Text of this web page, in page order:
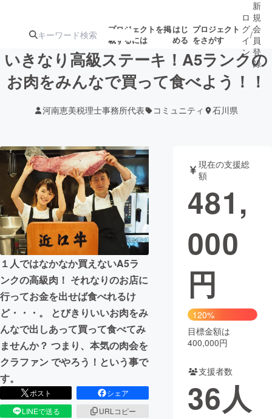
プロジェクトを掲
載するには
はじ
める
プロジェクト
をさがす
注目のリ
ターン
注目の新着プロ
ジェクト
ロジェクト
もうすぐ公開
されます
アート・写真 音楽
テクノロジー・ガジェット ゲーム・サ
映像・映画
ビジネス・起業
まちづくり・地域活性化
CAMPFIRE for Social Good
CAMPFIRE Creation
CAMPFIREふるさと納税machi-ya コミュニティ
ロ
グ
イ
ン
/
新
規
会
員
登
録
いきなり高級ステーキ！A5ランクの
お肉をみんなで買って食べよう！！
河南恵美税理士事務所代表 コミュニティ 石川県
１人ではなかなか買えないA5ラ
ンクの高級肉！ それなりのお店に
行ってお金を出せば食べれるけ
ど・・・。 とびきりいいお肉をみ
んなで出しあって買って食べてみ
ませんか？ つまり、本気の肉会を
クラファン でやろう！という事で
す。
ポスト
シェア
LINEで送る
URLコピー
現在の支援総
額
481,
000
円
120%
目標金額は
400,000円
支援者数
36人